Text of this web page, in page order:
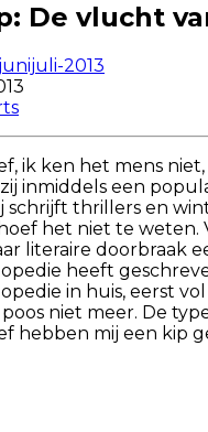
De vlucht
2013
ik ken het mens
zij inmiddels een
schrijft thrillers en
het niet te weten.
literaire doorbraak
heeft
in huis, eerst
niet meer. De
hebben mij een kip